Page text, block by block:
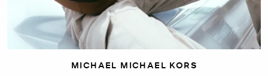
MICHAEL MICHAEL KORS